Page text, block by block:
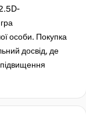
особи. Покупка
досвід, де